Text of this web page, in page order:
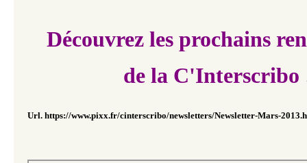
Découvrez les prochains
de la C'Interscribo
Url. https://www.pixx.fr/cinterscribo/newsletters/Newsletter-Mars-